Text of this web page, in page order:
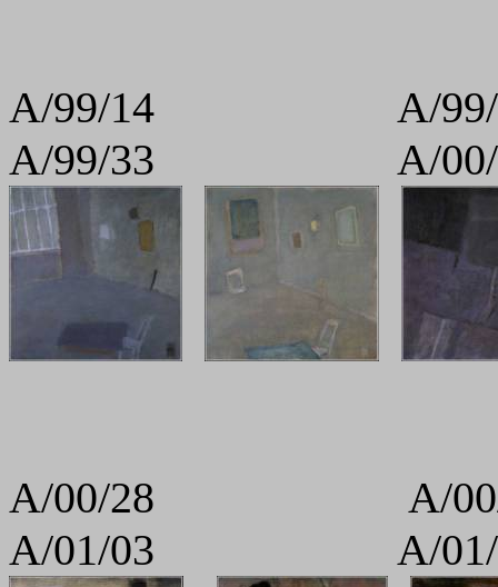
A/99/14
A/99/33 A/
A/00/28
A/01/03 A/